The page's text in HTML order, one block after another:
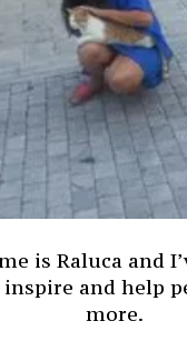
is Raluca and
and help
more.